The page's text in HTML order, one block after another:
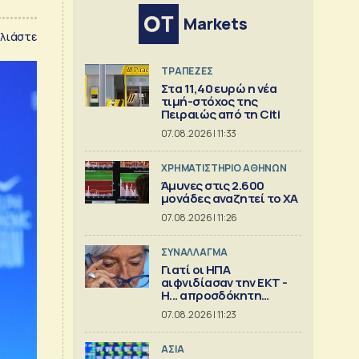
Markets
ΤΡΑΠΕΖΕΣ
Στα 11,40 ευρώ η νέα
τιμή-στόχος της
Πειραιώς από τη Citi
07.08.2026 | 11:33
XΡΗΜΑΤΙΣΤΗΡΙΟ ΑΘΗΝΩΝ
Άμυνες στις 2.600
μονάδες αναζητεί το ΧΑ
07.08.2026 | 11:26
ΣΥΝΑΛΛΑΓΜΑ
Γιατί οι ΗΠΑ
αιφνιδίασαν την ΕΚΤ -
Η... απροσδόκητη
κίνηση
07.08.2026 | 11:23
ΑΣΙΑ